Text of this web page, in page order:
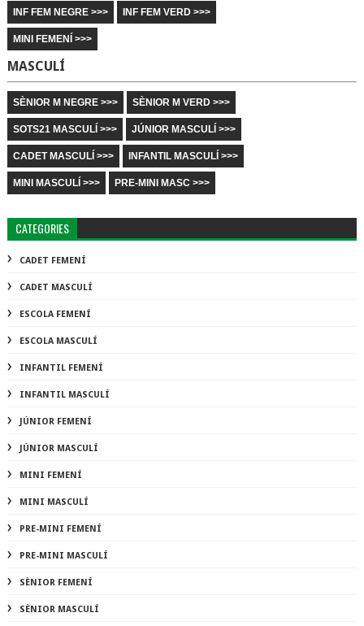
INF FEM NEGRE >>> INF FEM VERD >>>
MINI FEMENÍ >>>
MASCULÍ
SÈNIOR M NEGRE >>> SÈNIOR M VERD >>>
SOTS21 MASCULÍ >>> JÚNIOR MASCULÍ >>>
CADET MASCULÍ >>> INFANTIL MASCULÍ >>>
MINI MASCULÍ >>> PRE-MINI MASC >>>
CATEGORIES
CADET FEMENÍ
CADET MASCULÍ
ESCOLA FEMENÍ
ESCOLA MASCULÍ
INFANTIL FEMENÍ
INFANTIL MASCULÍ
JÚNIOR FEMENÍ
JÚNIOR MASCULÍ
MINI FEMENÍ
MINI MASCULÍ
PRE-MINI FEMENÍ
PRE-MINI MASCULÍ
SÈNIOR FEMENÍ
SÈNIOR MASCULÍ